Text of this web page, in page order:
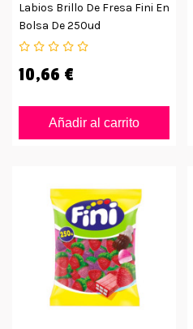
Labios Brillo De Fresa Fini En
Bolsa De 250ud
10,66 €
Añadir al carrito